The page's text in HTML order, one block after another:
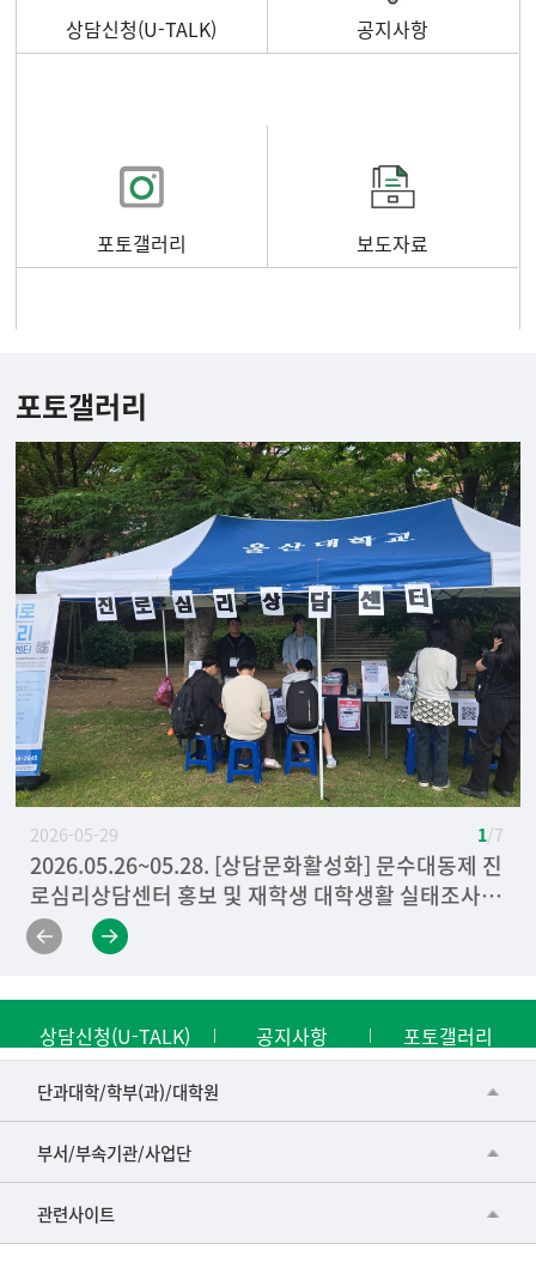
상담신청(U-TALK) 공지사항
포토갤러리 보도자료
포토갤러리
2026.05.26~05.28. [상담문화활성화] 문수대동제 진
로심리상담센터 홍보 및 재학생 대학생활 실태조사 사
전 조사
2026-05-29
2026.04.09. [마음건강 캠페인] 청년 마음건강을 위
한 이동상담 캠페인
2025.06.05. [자살예방캠페인]
2025.09.09. [비교과랜드]
2025. 09.25 [마음건강캠페인] 2025 마음약국
2025. 05.22 [마음건강캠페인] 4대 중독 캠페인
[마음건강 캠페인] 2023 마음약국
1/ 7
상담신청(U-TALK) 공지사항 포토갤러리
단과대학/학부(과)/대학원
■인문대학
▷국어국문학부
▷일본어·일본학과
부서/부속기관/사업단
공동기기센터
공학교육혁신센터
관련사이트
건강가정지원센터
교수협의회